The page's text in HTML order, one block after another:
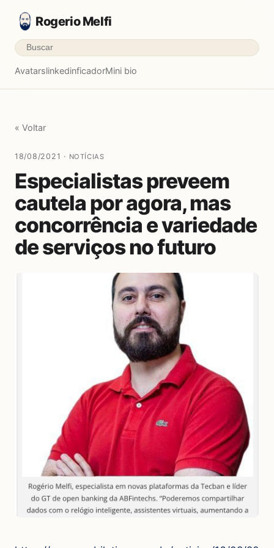
Rogerio Melfi
AvatarslinkedinficadorMini bio
« Voltar
18/08/2021 · NOTÍCIAS
Especialistas preveem
cautela por agora, mas
concorrência e variedade
de serviços no futuro